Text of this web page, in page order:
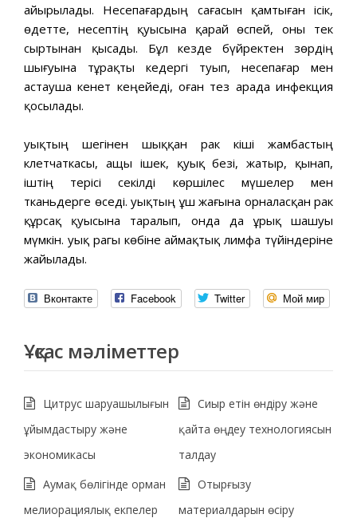
айырылады. Несепағардың сағасын қамтыған ісік,
өдетте, несептің қуысына қарай өспей, оны тек
сыртынан қысады. Бұл кезде бүйректен зөрдің
шығуына тұрақты кедергі туып, несепағар мен
астауша кенет кеңейеді, оған тез арада инфекция
қосылады.
Қуықтың шегінен шыққан рак кіші жамбастың
клетчаткасы, ащы ішек, қуық безі, жатыр, қынап,
іштің терісі секілді көршілес мүшелер мен
тканьдерге өседі. Қуықтың ұш жағына орналасқан рак
құрсақ қуысына таралып, онда да ұрық шашуы
мүмкін. Қуық рагы көбіне аймақтық лимфа түйіндеріне
жайылады.
Вконтакте Facebook Twitter Мой мир
Ұқсас мәліметтер
Цитрус шаруашылығын
ұйымдастыру және
экономикасы
Сиыр етін өндіру және
қайта өңдеу технологиясын
талдау
Аумақ бөлігінде орман
мелиорациялық екпелер
Отырғызу
материалдарын өсіру